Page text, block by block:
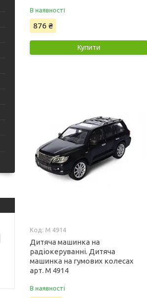
В наявності
876 ₴
Купити
M 4914
Дитяча машинка на
радіокеруванні. Дитяча
машинка на гумових колесах
арт. M 4914
В наявності